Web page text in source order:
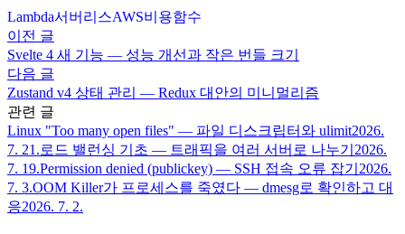
Lambda서버리스AWS비용함수
이전 글
Svelte 4 새 기능 — 성능 개선과 작은 번들 크기
다음 글
Zustand v4 상태 관리 — Redux 대안의 미니멀리즘
관련 글
Linux "Too many open files" — 파일 디스크립터와 ulimit2026.
7. 21.로드 밸런싱 기초 — 트래픽을 여러 서버로 나누기 2026.
7. 19.Permission denied (publickey) — SSH 접속 오류 잡기 2026.
7. 3.OOM Killer가 프로세스를 죽였다 — dmesg로 확인하고 대
응2026. 7. 2.